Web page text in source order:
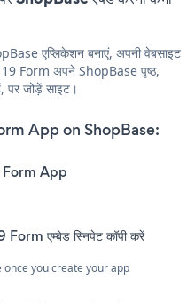
एप्लिकेशन बनाएं, अपनी वेबसाइट
Form अपने ShopBase पृष्ठ,
पर जोड़ें साइट।
App on ShopBase:
App
एम्बेड स्निपेट कॉपी करें
once you create your app